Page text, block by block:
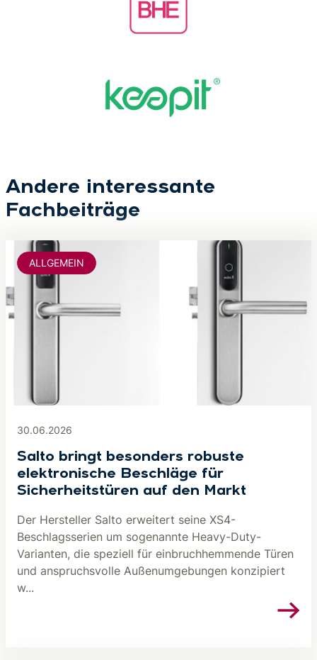
Andere interessante
Fachbeiträge
30.06.2026
Salto bringt besonders robuste
elektronische Beschläge für
Sicherheitstüren auf den Markt
Der Hersteller Salto erweitert seine XS4-
Beschlagsserien um sogenannte Heavy-Duty-
Varianten, die speziell für einbruchhemmende Türen
und anspruchsvolle Außenumgebungen konzipiert
w...
ALLGEMEIN